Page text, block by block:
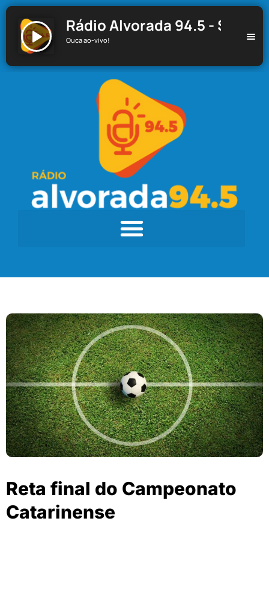
Rádio Alvorada 94.5 - Santa
Ouça ao-vivo!
Reta final do Campeonato
Catarinense